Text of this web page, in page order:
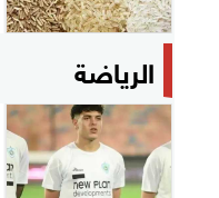
الرياضة